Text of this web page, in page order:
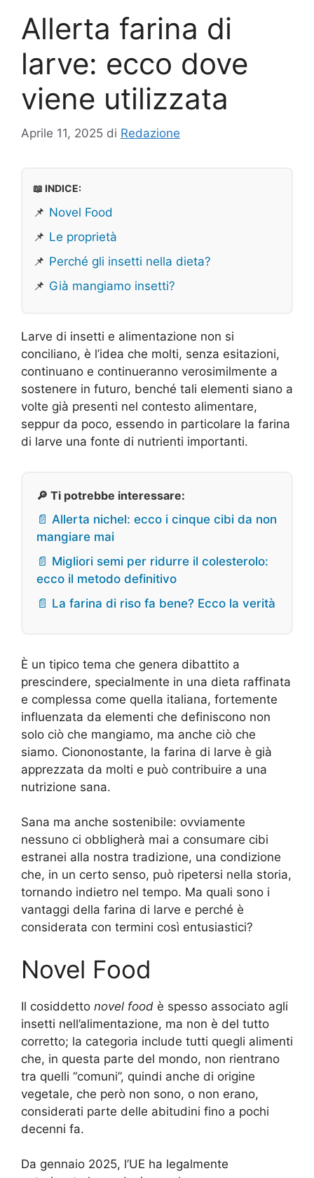
Allerta farina di
larve: ecco dove
viene utilizzata
Aprile 11, 2025 di Redazione
📖 INDICE:
📌 Novel Food
📌 Le proprietà
📌 Perché gli insetti nella dieta?
📌 Già mangiamo insetti?
Larve di insetti e alimentazione non si
conciliano, è l’idea che molti, senza esitazioni,
continuano e continueranno verosimilmente a
sostenere in futuro, benché tali elementi siano a
volte già presenti nel contesto alimentare,
seppur da poco, essendo in particolare la farina
di larve una fonte di nutrienti importanti.
🔎 Ti potrebbe interessare:
📄 Allerta nichel: ecco i cinque cibi da non
mangiare mai
📄 Migliori semi per ridurre il colesterolo:
ecco il metodo definitivo
📄 La farina di riso fa bene? Ecco la verità
È un tipico tema che genera dibattito a
prescindere, specialmente in una dieta raffinata
e complessa come quella italiana, fortemente
influenzata da elementi che definiscono non
solo ciò che mangiamo, ma anche ciò che
siamo. Ciononostante, la farina di larve è già
apprezzata da molti e può contribuire a una
nutrizione sana.
Sana ma anche sostenibile: ovviamente
nessuno ci obbligherà mai a consumare cibi
estranei alla nostra tradizione, una condizione
che, in un certo senso, può ripetersi nella storia,
tornando indietro nel tempo. Ma quali sono i
vantaggi della farina di larve e perché è
considerata con termini così entusiastici?
Novel Food
Il cosiddetto novel food è spesso associato agli
insetti nell’alimentazione, ma non è del tutto
corretto; la categoria include tutti quegli alimenti
che, in questa parte del mondo, non rientrano
tra quelli “comuni”, quindi anche di origine
vegetale, che però non sono, o non erano,
considerati parte delle abitudini fino a pochi
decenni fa.
Da gennaio 2025, l’UE ha legalmente